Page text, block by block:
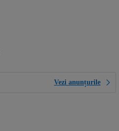
Vezi anunțurile